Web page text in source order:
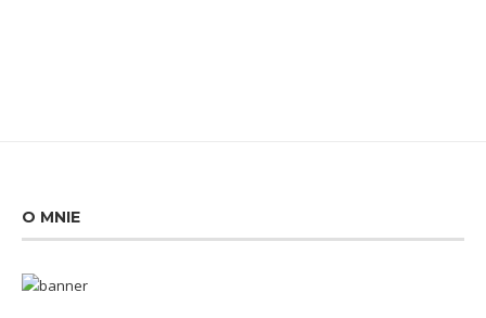
O MNIE